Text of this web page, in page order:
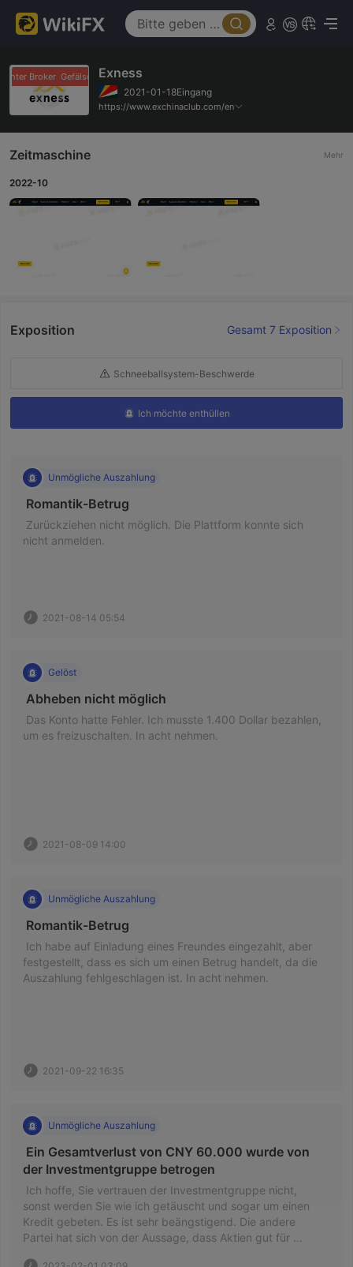
Broker Gefälschter Broker
Exness
2021-01-18Eingang
https://www.exchinaclub.com/en
Zeitmaschine Mehr
2022-10
Exposition Gesamt 7 Exposition
Schneeballsystem-Beschwerde
Ich möchte enthüllen
Unmögliche Auszahlung
Zurückziehen nicht möglich. Die Plattform konnte sich
2021-08-14 05:54
Gelöst
Das Konto hatte Fehler. Ich musste 1.400 Dollar bezahlen,
2021-08-09 14:00
Unmögliche Auszahlung
Ich habe auf Einladung eines Freundes eingezahlt, aber
festgestellt, dass es sich um einen Betrug handelt, da die
2021-09-22 16:35
Unmögliche Auszahlung
Ein Gesamtverlust von CNY 60.000 wurde von
Ich hoffe, Sie vertrauen der Investmentgruppe nicht,
sonst werden Sie wie ich getäuscht und sogar um einen
Kredit gebeten. Es ist sehr beängstigend. Die andere
Partei hat sich von der Aussage, dass Aktien gut für